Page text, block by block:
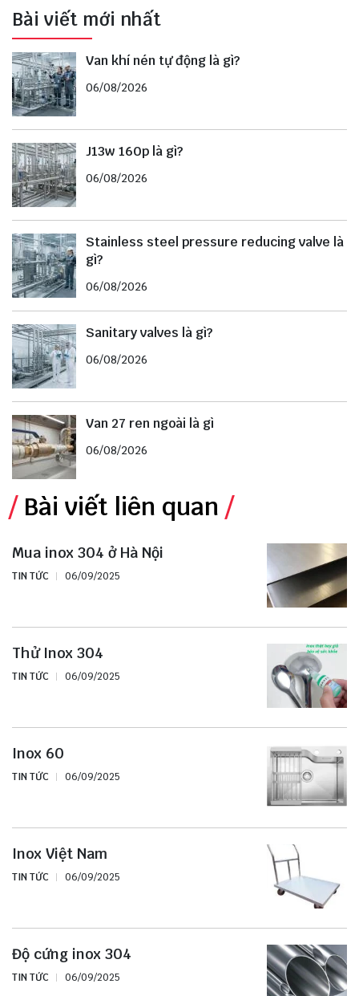
Bài viết mới nhất
Van khí nén tự động là gì?
06/08/2026
J13w 160p là gì?
06/08/2026
Stainless steel pressure reducing valve là
gì?
06/08/2026
Sanitary valves là gì?
06/08/2026
Van 27 ren ngoài là gì
06/08/2026
Bài viết liên quan
Mua inox 304 ở Hà Nội
TIN TỨC 06/09/2025
Thử Inox 304
TIN TỨC 06/09/2025
Inox 60
TIN TỨC 06/09/2025
Inox Việt Nam
TIN TỨC 06/09/2025
Độ cứng inox 304
TIN TỨC 06/09/2025